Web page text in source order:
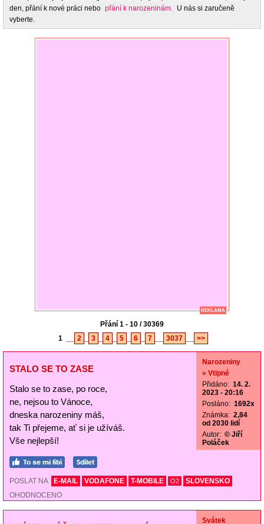
den, přání k nové práci nebo přání k narozeninám. U nás si zaručeně
vyberte.
REKLAMA
Přání 1 - 10 / 30369
1
2 3 4 5 6 7 3037 >>
STALO SE TO ZASE
Stalo se to zase, po roce,
ne, nejsou to Vánoce,
dneska narozeniny máš,
tak Ti přejeme, ať si je užíváš.
Vše nejlepší!
Narozeniny
» Vtipné
Přidáno: 14. 2.
2023 - 20:16
Posláno: 1692x
Známka: 2,84
od 2030 lidí
Autor: © Jiří
Poláček
POSLAT NA E-MAIL VODAFONE T-MOBILE O2
SLOVENSKO
OHODNOCENO
Svátek